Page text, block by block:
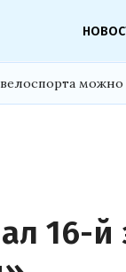
можно
16-й